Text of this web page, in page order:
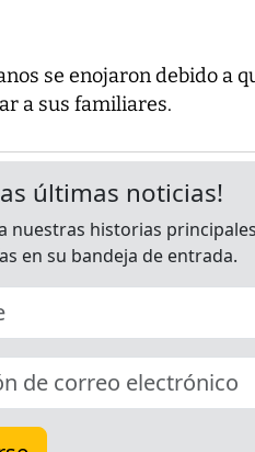
se enojaron debido a
a sus familiares.